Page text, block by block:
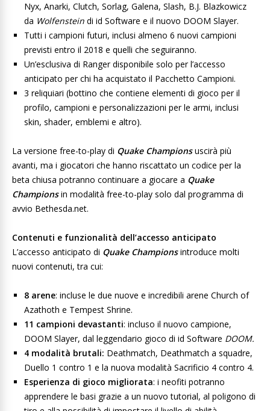
Nyx, Anarki, Clutch, Sorlag, Galena, Slash, B.J. Blazkowicz
da Wolfenstein di id Software e il nuovo DOOM Slayer.
Tutti i campioni futuri, inclusi almeno 6 nuovi campioni
previsti entro il 2018 e quelli che seguiranno.
Un’esclusiva di Ranger disponibile solo per l’accesso
anticipato per chi ha acquistato il Pacchetto Campioni.
3 reliquiari (bottino che contiene elementi di gioco per il
profilo, campioni e personalizzazioni per le armi, inclusi
skin, shader, emblemi e altro).
La versione free-to-play di Quake Championsuscirà più
avanti, ma i giocatori che hanno riscattato un codice per la
beta chiusa potranno continuare a giocare a Quake
Championsin modalità free-to-play solo dal programma di
avvio Bethesda.net.
Contenuti e funzionalità dell’accesso anticipato
L’accesso anticipato di Quake Championsintroduce molti
nuovi contenuti, tra cui:
8 arene: incluse le due nuove e incredibili arene Church of
Azathoth e Tempest Shrine.
11 campioni devastanti: incluso il nuovo campione,
DOOM Slayer, dal leggendario gioco di id Software DOOM.
4 modalità brutali: Deathmatch, Deathmatch a squadre,
Duello 1 contro 1 e la nuova modalità Sacrificio 4 contro 4.
Esperienza di gioco migliorata: i neofiti potranno
apprendere le basi grazie a un nuovo tutorial, al poligono di